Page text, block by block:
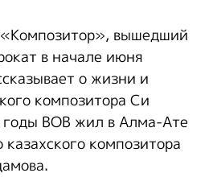
вышедший
в начале июня
о жизни и
композитора Си
годы ВОВ жил в Алма-Ате
казахского композитора